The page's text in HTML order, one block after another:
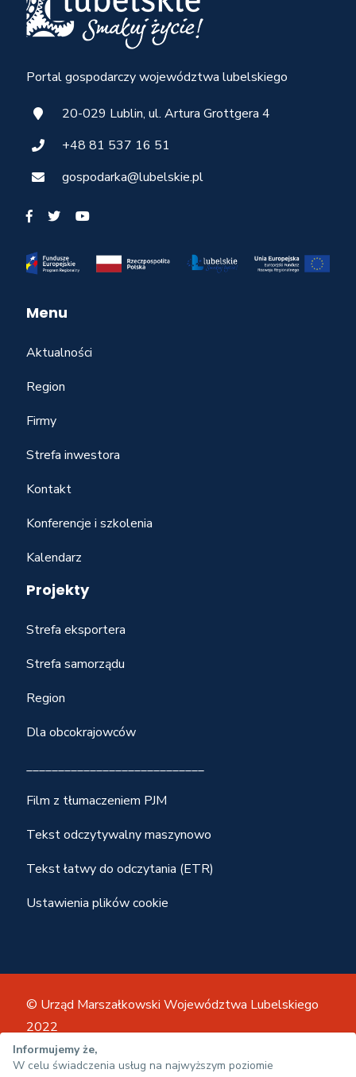
Portal gospodarczy województwa lubelskiego
20-029 Lublin, ul. Artura Grottgera 4
+48 81 537 16 51
gospodarka@lubelskie.pl
Menu
Aktualności
Region
Firmy
Strefa inwestora
Kontakt
Konferencje i szkolenia
Kalendarz
Projekty
Strefa eksportera
Strefa samorządu
Region
Dla obcokrajowców
____________________________
Film z tłumaczeniem PJM
Tekst odczytywalny maszynowo
Tekst łatwy do odczytania (ETR)
Ustawienia plików cookie
© Urząd Marszałkowski Województwa Lubelskiego
2022
Polityka prywatności
Deklaracja dostępności
Informujemy że,
W celu świadczenia usług na najwyższym poziomie